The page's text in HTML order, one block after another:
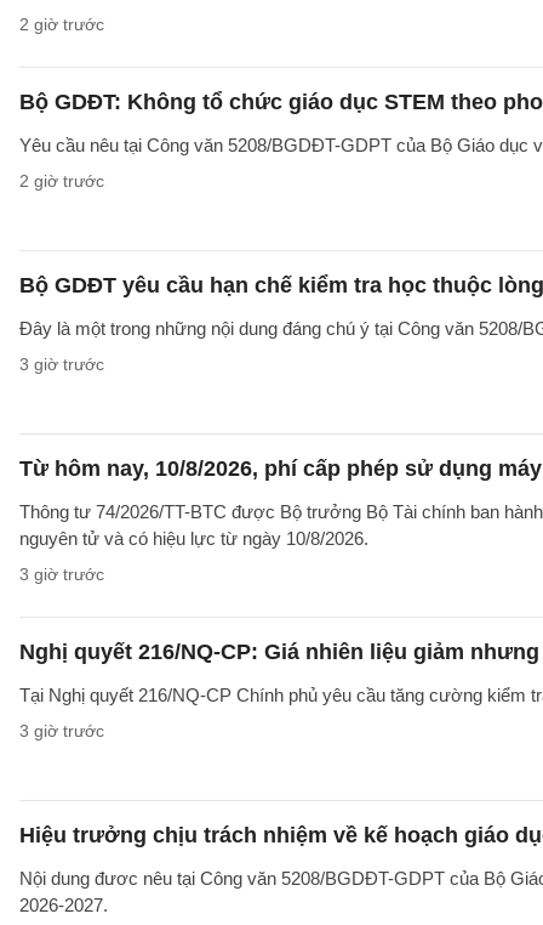
2 giờ trước
Bộ GDĐT: Không tổ chức giáo dục STEM theo
Yêu cầu nêu tại Công văn 5208/BGDĐT-GDPT của Bộ Giáo
2 giờ trước
Bộ GDĐT yêu cầu hạn chế kiểm tra học thuộc
Đây là một trong những nội dung đáng chú ý tại Công văn 5208/
3 giờ trước
Từ hôm nay, 10/8/2026, phí cấp phép sử dụng
Thông tư 74/2026/TT-BTC được Bộ trưởng Bộ Tài chính ban
nguyên tử và có hiệu lực từ ngày 10/8/2026.
3 giờ trước
Nghị quyết 216/NQ-CP: Giá nhiên liệu giảm
Tại Nghị quyết 216/NQ-CP Chính phủ yêu cầu tăng cường kiểm
3 giờ trước
Hiệu trưởng chịu trách nhiệm về kế hoạch giáo
Nội dung đươc nêu tại Công văn 5208/BGDĐT-GDPT của Bộ
2026-2027.